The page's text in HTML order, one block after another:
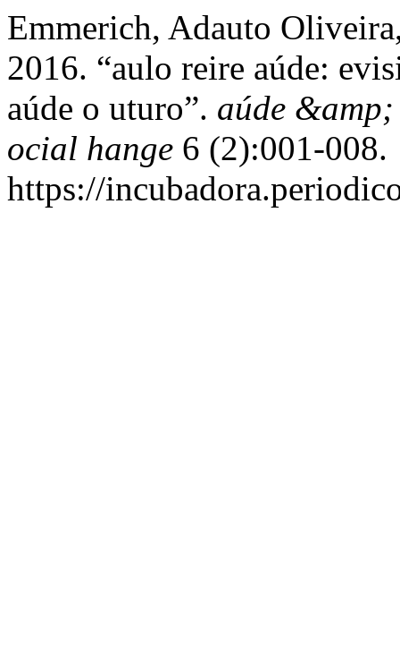
Emmerich, Adauto
2016. “aulo reire aúde:
aúde o uturo”. aúde
ocial hange 6 (2):001-008.
https://